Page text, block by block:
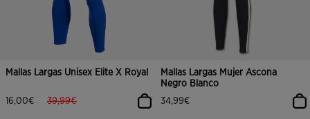
Mallas Largas Unisex Elite X Royal
16,00€ label.price.reduced.from
39,99€label.price.to
Mallas Largas Mujer Ascona
Negro Blanco
34,99€